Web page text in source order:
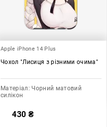
Apple iPhone 14 Plus
Чохол "Лисиця з різними очима"
Матеріал: Чорний матовий
силікон
430 ₴